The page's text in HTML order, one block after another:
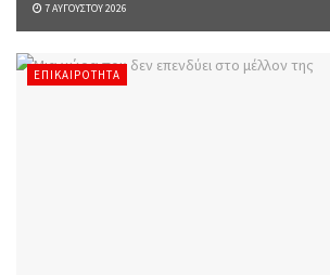
7 ΑΥΓΟΎΣΤΟΥ 2026
ΕΠΙΚΑΙΡΌΤΗΤΑ